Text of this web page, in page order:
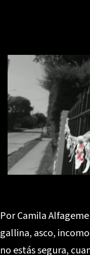
Por Camila
gallina, asco,
no estás segura,